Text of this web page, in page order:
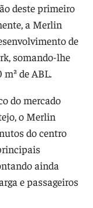
deste primeiro
a Merlin
de
somando-lhe
de ABL.
do mercado
o Merlin
do centro
ainda
e passageiros